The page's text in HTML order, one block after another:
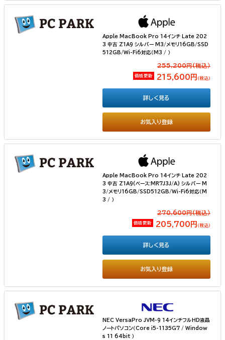
Apple MacBook Pro 14インチ Late 202
3 中古 Z1A9 シルバー M3/メモリ16GB/SSD
512GB/Wi-Fi6対応（M3 / ）
255,200円(税込）
価格更新 215,600円 （税込）
お気入り登録
詳しく見る
Apple MacBook Pro 14インチ Late 202
3 中古 Z1A9(ベース:MR7J3J/A) シルバー M
3/メモリ16GB/SSD512GB/Wi-Fi6対応（M
3 / ）
270,600円(税込）
価格更新 205,700円 （税込）
お気入り登録
詳しく見る
NEC VersaPro JVM-9 14インチフルHD液晶
ノートパソコン（Core i5-1135G7 / Window
s 11 64bit ）